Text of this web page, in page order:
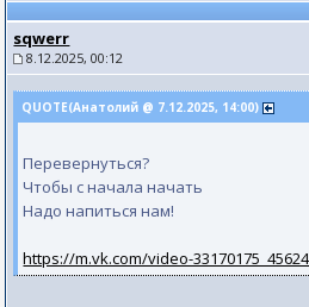
sqwerr
8.12.2025, 00:12
QUOTE(Анатолий @ 7.12.2025, 14:00)
Перевернуться?
Чтобы с начала начать
Надо напиться нам!
https://m.vk.com/video-